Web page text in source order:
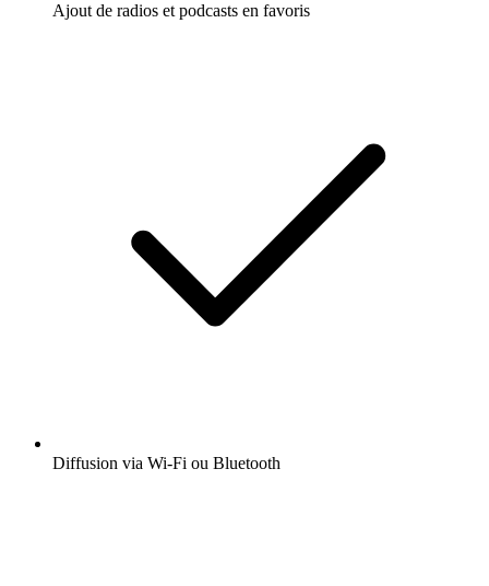
Ajout de radios et podcasts en favoris
Diffusion via Wi-Fi ou Bluetooth